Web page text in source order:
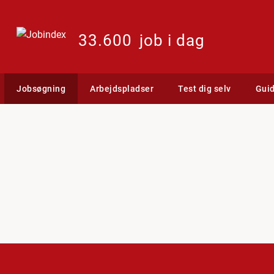
33.600 job i dag
Jobsøgning Arbejdspladser Test dig selv